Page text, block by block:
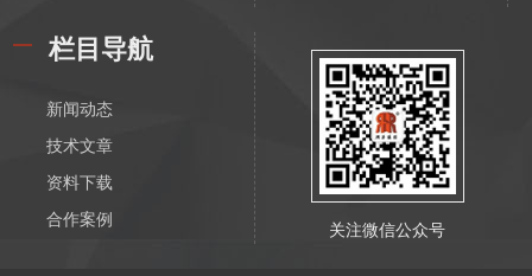
栏目导航
新闻动态
技术文章
资料下载
合作案例
关注微信公众号